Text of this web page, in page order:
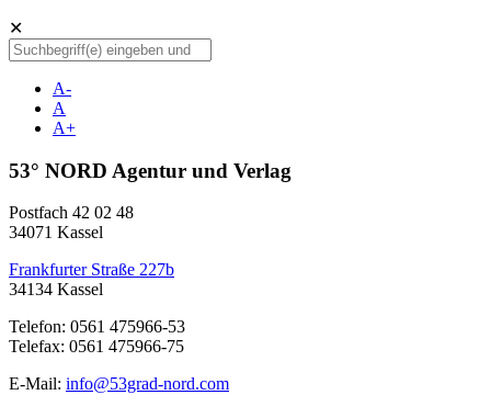
✕
A-
A
A+
53° NORD Agentur und Verlag
Postfach 42 02 48
34071 Kassel
Frankfurter Straße 227b
34134 Kassel
Telefon: 0561 475966-53
Telefax: 0561 475966-75
E-Mail: info@53grad-nord.com